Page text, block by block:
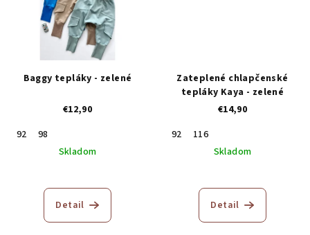
Baggy tepláky - zelené
€12,90
92
98
Skladom
Detail
Zateplené chlapčenské
tepláky Kaya - zelené
€14,90
92
116
Skladom
hodnotenie
produktu
Detail